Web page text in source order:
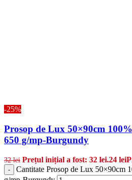
-25%
Prosop de Lux 50×90cm
650 g/mp-Burgundy
32lei Prețul inițial a fost: 32 lei.24 lei
-
Cantitate Prosop de Lux 50×90cm